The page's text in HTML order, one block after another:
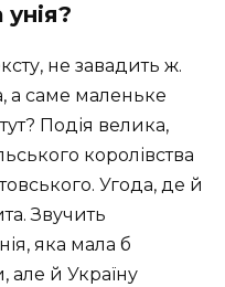
не завадить ж.
а саме маленьке
Подія велика,
королівства
Угода, де й
Звучить
яка мала б
але й Україну